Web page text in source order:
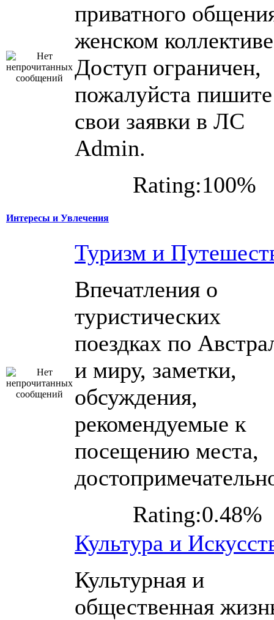
приватного
женском
Доступ ограничен,
пожалуйста пишите
свои заявки в ЛС
Admin.
Rating:100%
Интересы и Увлечения
Туризм и
Впечатления о
туристических
поездках по
и миру, заметки,
обсуждения,
рекомендуемые к
посещению места,
Rating:0.48%
Культура и
Культурная и
общественная